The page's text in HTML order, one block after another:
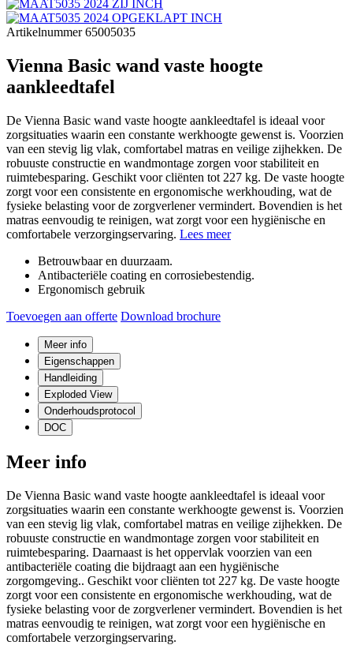
Artikelnummer 65005035
Vienna Basic wand vaste hoogte
aankleedtafel
De Vienna Basic wand vaste hoogte aankleedtafel is ideaal voor
zorgsituaties waarin een constante werkhoogte gewenst is. Voorzien
van een stevig lig vlak, comfortabel matras en veilige zijhekken. De
robuuste constructie en wandmontage zorgen voor stabiliteit en
ruimtebesparing. Geschikt voor cliënten tot 227 kg. De vaste hoogte
zorgt voor een consistente en ergonomische werkhouding, wat de
fysieke belasting voor de zorgverlener vermindert. Bovendien is het
matras eenvoudig te reinigen, wat zorgt voor een hygiënische en
comfortabele verzorgingservaring. Lees meer
Betrouwbaar en duurzaam.
Antibacteriële coating en corrosiebestendig.
Ergonomisch gebruik
Toevoegen aan offerte Download brochure
Meer info
Eigenschappen
Handleiding
Exploded View
Onderhoudsprotocol
DOC
Meer info
De Vienna Basic wand vaste hoogte aankleedtafel is ideaal voor
zorgsituaties waarin een constante werkhoogte gewenst is. Voorzien
van een stevig lig vlak, comfortabel matras en veilige zijhekken. De
robuuste constructie en wandmontage zorgen voor stabiliteit en
ruimtebesparing. Daarnaast is het oppervlak voorzien van een
antibacteriële coating die bijdraagt aan een hygiënische
zorgomgeving.. Geschikt voor cliënten tot 227 kg. De vaste hoogte
zorgt voor een consistente en ergonomische werkhouding, wat de
fysieke belasting voor de zorgverlener vermindert. Bovendien is het
matras eenvoudig te reinigen, wat zorgt voor een hygiënische en
comfortabele verzorgingservaring.